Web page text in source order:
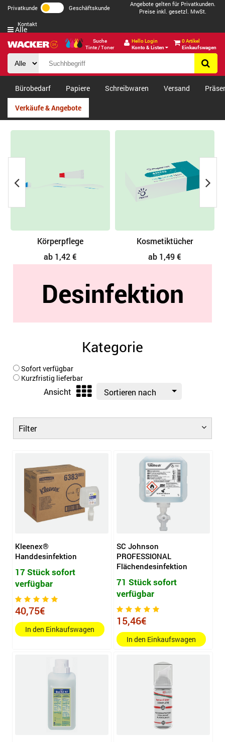
Privatkunde Geschäftskunde
Angebote gelten für Privatkunden.
Preise inkl. gesetzl. MwSt.
Kontakt
Suche
Tinte / Toner
Hello Login
Konto & Listen
0 Artikel
Einkaufswagen
Alle
Bürobedarf Papiere Schreibwaren Versand
Verkäufe & Angebote
Kosmetiktücher
ab 1,49 €
Hygienebeutel
ab 0,77 €
Desinfektion
Kategorie
Sofort verfügbar
Kurzfristig lieferbar
Ansicht Sortieren nach
Filter
Kleenex®
Handdesinfektion
17 Stück sofort
verfügbar
40,75€
In den Einkaufswagen
SC Johnson
PROFESSIONAL
Flächendesinfektion
71 Stück sofort
verfügbar
15,46€
In den Einkaufswagen